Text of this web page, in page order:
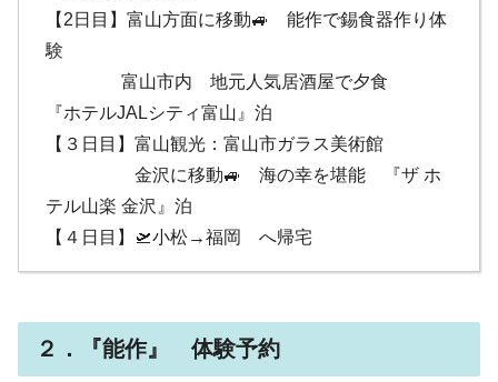
【2日目】富山方面に移動🚙 能作で錫食器作り体
験
富山市内 地元人気居酒屋で夕食
『ホテルJALシティ富山』泊
【３日目】富山観光：富山市ガラス美術館
金沢に移動🚙 海の幸を堪能 『ザ ホ
テル山楽 金沢』泊
【４日目】🛫小松→福岡 へ帰宅
２．『能作』 体験予約